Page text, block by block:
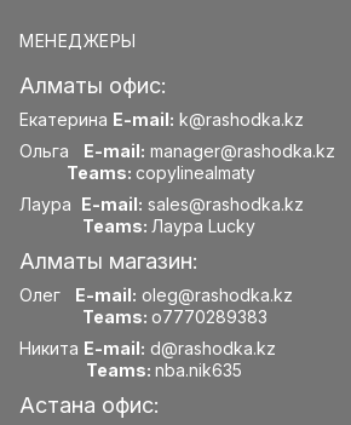
МЕНЕДЖЕРЫ
Алматы офис:
Екатерина E-mail: k@rashodka.kz
Ольга E-mail: manager@rashodka.kz
Teams: copylinealmaty
Лаура E-mail: sales@rashodka.kz
Teams: Лаура Lucky
Алматы магазин:
Олег E-mail: oleg@rashodka.kz
Teams: o7770289383
Никита E-mail: d@rashodka.kz
Teams: nba.nik635
Астана офис: